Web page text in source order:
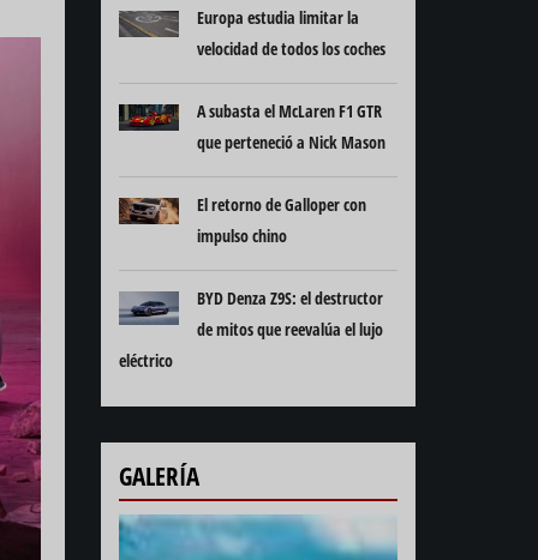
Europa estudia limitar la
velocidad de todos los coches
A subasta el McLaren F1 GTR
que perteneció a Nick Mason
El retorno de Galloper con
impulso chino
BYD Denza Z9S: el destructor
de mitos que reevalúa el lujo
eléctrico
GALERÍA